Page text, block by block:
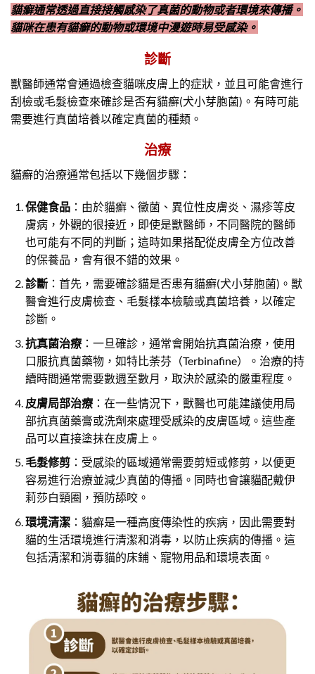
貓癬通常透過直接接觸感染了真菌的動物或者環境來傳播。
貓咪在患有貓癬的動物或環境中漫遊時易受感染。
診斷
獸醫師通常會通過檢查貓咪皮膚上的症狀，並且可能會進行
刮檢或毛髮檢查來確診是否有貓癬(犬小芽胞菌)。有時可能
需要進行真菌培養以確定真菌的種類。
治療
貓癬的治療通常包括以下幾個步驟：
保健食品：由於貓癬、黴菌、異位性皮膚炎、濕疹等皮
膚病，外觀的很接近，即使是獸醫師，不同醫院的醫師
也可能有不同的判斷；這時如果搭配從皮膚全方位改善
的保養品，會有很不錯的效果。
診斷：首先，需要確診貓是否患有貓癬(犬小芽胞菌)。獸
醫會進行皮膚檢查、毛髮樣本檢驗或真菌培養，以確定
診斷。
抗真菌治療：一旦確診，通常會開始抗真菌治療，使用
口服抗真菌藥物，如特比荼芬（Terbinafine）。治療的持
續時間通常需要數週至數月，取決於感染的嚴重程度。
皮膚局部治療：在一些情況下，獸醫也可能建議使用局
部抗真菌藥膏或洗劑來處理受感染的皮膚區域。這些產
品可以直接塗抹在皮膚上。
毛髮修剪：受感染的區域通常需要剪短或修剪，以便更
容易進行治療並減少真菌的傳播。同時也會讓貓配戴伊
莉莎白頸圈，預防舔咬。
環境清潔：貓癬是一種高度傳染性的疾病，因此需要對
貓的生活環境進行清潔和消毒，以防止疾病的傳播。這
包括清潔和消毒貓的床鋪、寵物用品和環境表面。